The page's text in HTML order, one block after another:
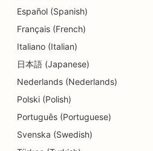
Español (Spanish)
Français (French)
Italiano (Italian)
日本語 (Japanese)
Nederlands (Nederlands)
Polski (Polish)
Português (Portuguese)
Svenska (Swedish)